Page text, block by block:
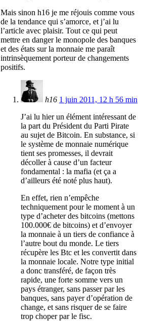
Mais sinon h16 je me réjouis comme vous
de la tendance qui s’amorce, et j’ai lu
l’article avec plaisir. Tout ce qui peut
mettre en danger le monopole des banques
et des états sur la monnaie me paraît
intrinsèquement porteur de changements
positifs.
h16 1 juin 2011, 12 h 56 min
J’ai lu hier un élément intéressant de
la part du Président du Parti Pirate
au sujet de Bitcoin. En substance, si
le système de monnaie numérique
tient ses promesses, il devrait
décoller à cause d’un facteur
fondamental : la mafia (et ça a
d’ailleurs été noté plus haut).
En effet, rien n’empêche
techniquement pour le moment à un
type d’acheter des bitcoins (mettons
100.000€ de bitcoins) et d’envoyer
la monnaie à un tiers de confiance à
l’autre bout du monde. Le tiers
récupère les Btc et les convertit dans
la monnaie locale. Notre type initial
a donc transféré, de façon très
rapide, une forte somme vers un
pays étranger, sans passer par les
banques, sans payer d’opération de
change, et sans risquer de se faire
trop choper par le fisc.